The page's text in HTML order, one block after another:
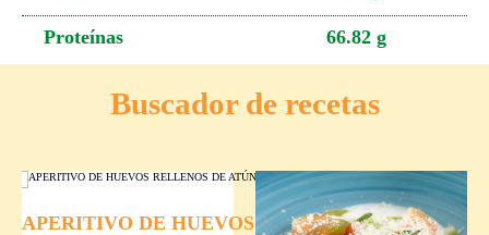
Proteínas 66.82 g
Buscador de recetas
APERITIVO DE HUEVOS RELLENOS DE ATÚN